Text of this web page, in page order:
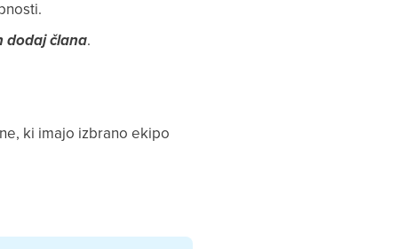
dodaj člana.
ki imajo izbrano ekipo